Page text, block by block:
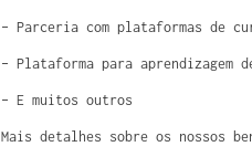
– Parceria com plataformas de
– Plataforma para aprendizagem
– E muitos outros
Mais detalhes sobre os nossos